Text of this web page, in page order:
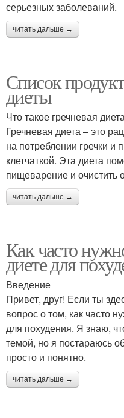
серьезных заболеваний.
читать дальше →
Список
диеты
Что такое гречневая
Гречневая диета – это
на потреблении гречки и
клетчаткой. Эта диета
пищеварение и очистить
читать дальше →
Как часто
диете для
Введение
Привет, друг! Если ты
вопрос о том, как часто
для похудения. Я знаю,
темой, но я постараюсь
просто и понятно.
читать дальше →